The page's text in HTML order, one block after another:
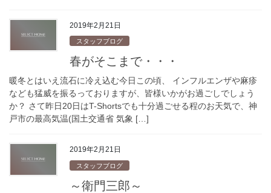
2019年2月21日
スタッフブログ
春がそこまで・・・
暖冬とはいえ流石に冷え込む今日この頃、 インフルエンザや麻疹
なども猛威を振るっておりますが、皆様いかがお過ごしでしょう
か？ さて昨日20日はT-Shortsでも十分過ごせる程のお天気で、神
戸市の最高気温(国土交通省 気象 […]
2019年2月21日
スタッフブログ
～衛門三郎～